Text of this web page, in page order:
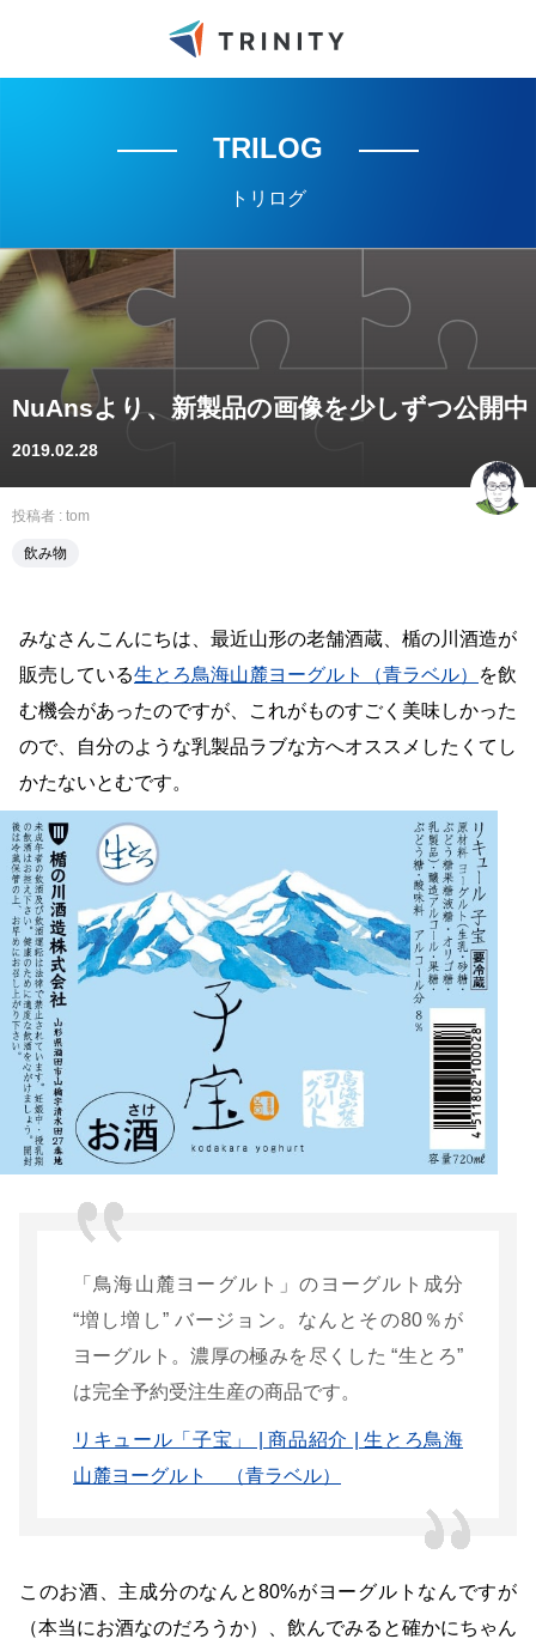
TRILOG
トリログ
NuAnsより、新製品の画像を少しずつ公開中
2019.02.28
投稿者 : tom
飲み物
みなさんこんにちは、最近山形の老舗酒蔵、楯の川酒造が
販売している生とろ鳥海山麓ヨーグルト（青ラベル）
を飲
む機会があったのですが、これがものすごく美味しかった
ので、自分のような乳製品ラブな方へオススメしたくてし
かたないとむです。
「鳥海山麓ヨーグルト」のヨーグルト成分
“増し増し” バージョン。なんとその80％が
ヨーグルト。濃厚の極みを尽くした “生とろ”
は完全予約受注生産の商品です。
リキュール「子宝」 | 商品紹介 | 生とろ鳥海
山麓ヨーグルト （青ラベル）
このお酒、主成分のなんと80%がヨーグルトなんですが
（本当にお酒なのだろうか）、飲んでみると確かにちゃん